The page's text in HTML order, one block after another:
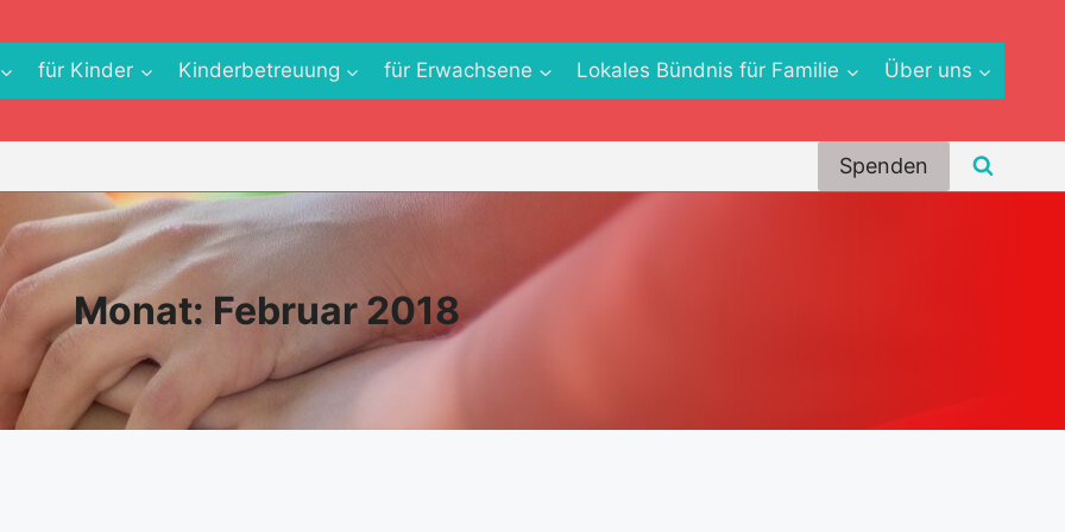
für Kinder Kinderbetreuung für Erwachsene Lokales Bündnis für Familie Über uns
Spenden
Monat: Februar 2018